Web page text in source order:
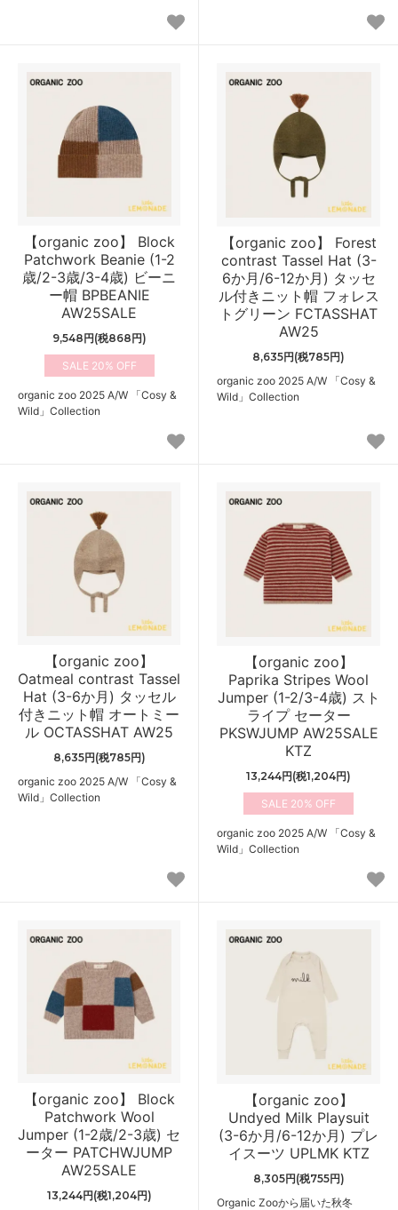
【organic zoo】 Block
Patchwork Beanie (1-2
歳/2-3歳/3-4歳) ビーニ
ー帽 BPBEANIE
AW25SALE
9,548円(税868円)
20%
organic zoo 2025 A/W 「Cosy &
Wild」Collection
【organic zoo】 Forest
contrast Tassel Hat (3-
6か月/6-12か月) タッセ
ル付きニット帽 フォレス
トグリーン FCTASSHAT
AW25
8,635円(税785円)
organic zoo 2025 A/W 「Cosy &
Wild」Collection
【organic zoo】
Oatmeal contrast Tassel
Hat (3-6か月) タッセル
付きニット帽 オートミー
ル OCTASSHAT AW25
8,635円(税785円)
organic zoo 2025 A/W 「Cosy &
Wild」Collection
【organic zoo】
Paprika Stripes Wool
Jumper (1-2/3-4歳) スト
ライプ セーター
PKSWJUMP AW25SALE
KTZ
13,244円(税1,204円)
20%
organic zoo 2025 A/W 「Cosy &
Wild」Collection
【organic zoo】 Block
Patchwork Wool
Jumper (1-2歳/2-3歳) セ
ーター PATCHWJUMP
AW25SALE
13,244円(税1,204円)
【organic zoo】
Undyed Milk Playsuit
(3-6か月/6-12か月) プレ
イスーツ UPLMK KTZ
8,305円(税755円)
Organic Zooから届いた秋冬